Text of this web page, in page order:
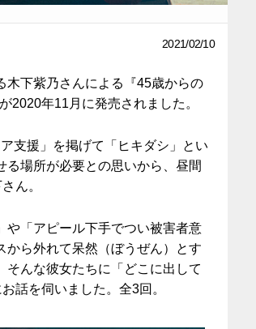
2021/02/10
木下紫乃さんによる『45歳からの
2020年11月に発売されました。
支援」を掲げて「ヒキダシ」とい
る場所が必要との思いから、昼間
ん。
や「アピール下手でつい被害者意
から外れて呆然（ぼうぜん）とす
そんな彼女たちに「どこに出して
話を伺いました。全3回。